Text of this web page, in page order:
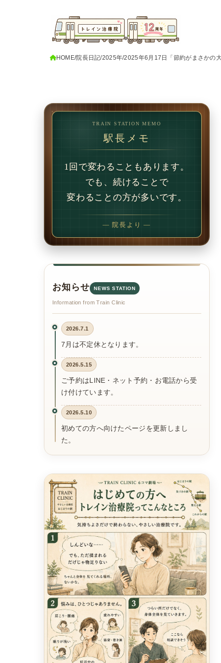
HOME 院長日記 2025年 2025年6月17日「節約がまさかの
TRAIN STATION MEMO
駅長メモ
1回で変わることもあります。
でも、続けることで
変わることの方が多いです。
— 院長より —
お知らせ NEWS STATION
Information from Train Clinic
2026.7.1
7月は不定休となります。
2026.5.15
ご予約はLINE・ネット予約・お電話から受
け付けています。
2026.5.10
初めての方へ向けたページを更新しまし
た。